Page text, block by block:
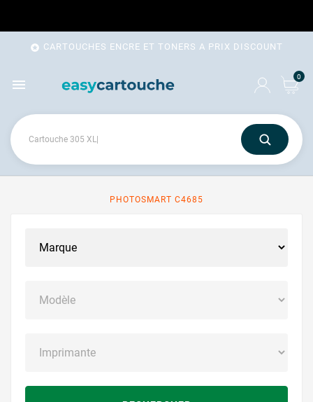
 CARTOUCHES ENCRE ET TONERS A PRIX DISCOUNT
 0
PHOTOSMART C4685